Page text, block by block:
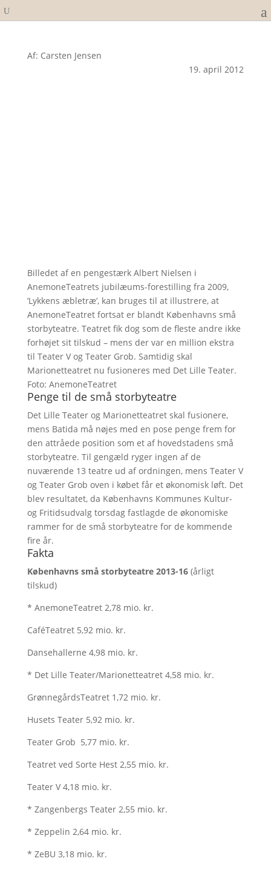
Af: Carsten Jensen
19. april 2012
Billedet af en pengestærk Albert Nielsen i
AnemoneTeatrets jubilæums-forestilling fra 2009,
’Lykkens æbletræ’, kan bruges til at illustrere, at
AnemoneTeatret fortsat er blandt Københavns små
storbyteatre. Teatret fik dog som de fleste andre ikke
forhøjet sit tilskud – mens der var en million ekstra
til Teater V og Teater Grob. Samtidig skal
Marionetteatret nu fusioneres med Det Lille Teater.
Foto: AnemoneTeatret
Penge til de små storbyteatre
Det Lille Teater og Marionetteatret skal fusionere,
mens Batida må nøjes med en pose penge frem for
den attråede position som et af hovedstadens små
storbyteatre. Til gengæld ryger ingen af de
nuværende 13 teatre ud af ordningen, mens Teater V
og Teater Grob oven i købet får et økonomisk løft. Det
blev resultatet, da Københavns Kommunes Kultur-
og Fritidsudvalg torsdag fastlagde de økonomiske
rammer for de små storbyteatre for de kommende
fire år.
Fakta
Københavns små storbyteatre 2013-16(årligt
tilskud)
* AnemoneTeatret 2,78 mio. kr.
CaféTeatret 5,92 mio. kr.
Dansehallerne 4,98 mio. kr.
* Det Lille Teater/Marionetteatret 4,58 mio. kr.
GrønnegårdsTeatret 1,72 mio. kr.
Husets Teater 5,92 mio. kr.
Teater Grob 5,77 mio. kr.
Teatret ved Sorte Hest 2,55 mio. kr.
Teater V 4,18 mio. kr.
* Zangenbergs Teater 2,55 mio. kr.
* Zeppelin 2,64 mio. kr.
* ZeBU 3,18 mio. kr.